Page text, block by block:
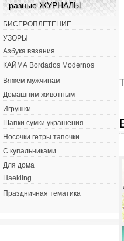
разные ЖУРНАЛЫ
БИСЕРОПЛЕТЕНИЕ
УЗОРЫ
Азбука вязания
КАЙМА Bordados Modernos
Вяжем мужчинам
Домашним животным
Игрушки
Шапки сумки украшения
Носочки гетры тапочки
С купальниками
Для дома
Haekling
Праздничная тематика